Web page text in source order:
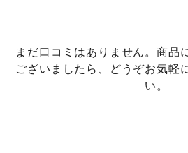
まだ口コミはありません。商品
ございましたら、どうぞお気軽
い。